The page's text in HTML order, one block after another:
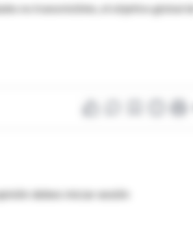
no transmisibles, el objetivo global
debes iniciar sesión